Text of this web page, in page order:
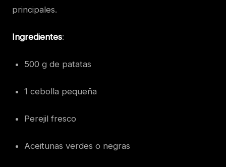
principales.
Ingredientes:
500 g de patatas
1 cebolla pequeña
Perejil fresco
Aceitunas verdes o negras